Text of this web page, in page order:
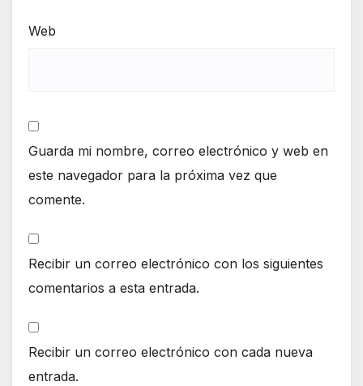
Web
Guarda mi nombre, correo electrónico y web en
este navegador para la próxima vez que
comente.
Recibir un correo electrónico con los siguientes
comentarios a esta entrada.
Recibir un correo electrónico con cada nueva
entrada.